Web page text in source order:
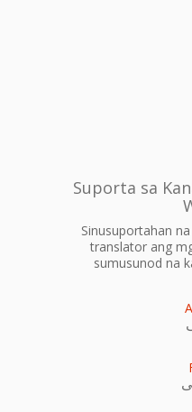
Suporta sa
Sinusuportahan
translator ang
sumusunod na